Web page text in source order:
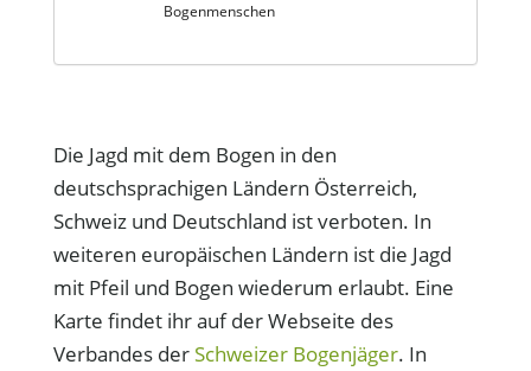
Bogenmenschen
Die Jagd mit dem Bogen in den
deutschsprachigen Ländern Österreich,
Schweiz und Deutschland ist verboten. In
weiteren europäischen Ländern ist die Jagd
mit Pfeil und Bogen wiederum erlaubt. Eine
Karte findet ihr auf der Webseite des
Verbandes derSchweizer Bogenjäger. In